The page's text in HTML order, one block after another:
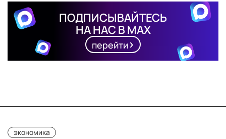
ПОДПИСЫВАЙТЕСЬ
НА НАС В MAX
перейти
экономика